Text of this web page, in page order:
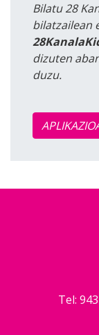
Bilatu 28
bilatzailean
dizuten
duzu.
Tel: